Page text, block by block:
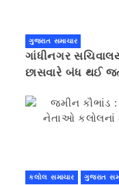
ગુજરાત સમાચાર
ગાંધીનગર
છાસવારે બંધ થઈ
કલોલ સમાચાર ગુજરાત